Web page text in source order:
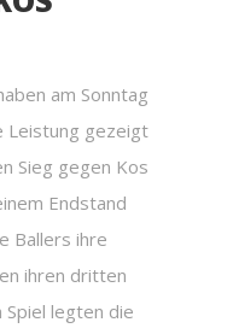
am Sonntag
Leistung gezeigt
Sieg gegen Kos
Endstand
Ballers ihre
ihren dritten
Spiel legten die